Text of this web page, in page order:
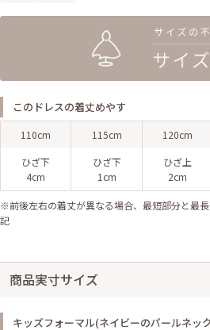
このドレスの着丈めやす
110cm 115cm 120cm
ひざ下
4cm
ひざ下
1cm
ひざ上
2cm
※前後左右の着丈が異なる場合、最短部分と最
記
商品実寸サイズ
キッズフォーマル(ネイビーのパールネッ